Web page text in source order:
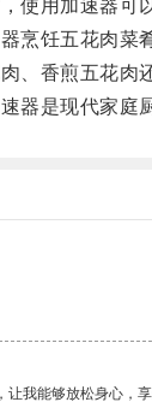
用加速器可以
饪五花肉菜肴
香煎五花肉还
是现代家庭厨
我能够放松身心，享